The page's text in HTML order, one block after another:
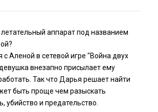
аппарат под названием
Аленой в сетевой игре "Война двух
внезапно присылает ему
Так что Дарья решает найти
быть проще чем разыскать
убийство и предательство.